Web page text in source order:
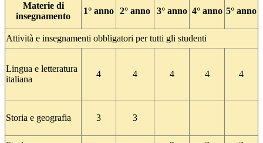
Materie di
insegnamento
1° anno 2° anno 3° anno 4° anno 5° anno
Attività e insegnamenti obbligatori per tutti gli studenti
Lingua e letteratura
italiana
4 4 4 4 4
Storia e geografia 3 3